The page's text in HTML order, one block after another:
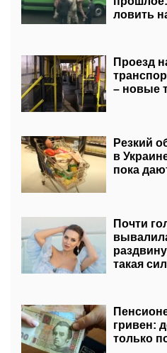
Проезд
– новые
Резкий
пока
Почти
такая
только